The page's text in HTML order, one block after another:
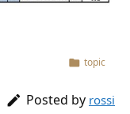
 topic
 Posted by rossi